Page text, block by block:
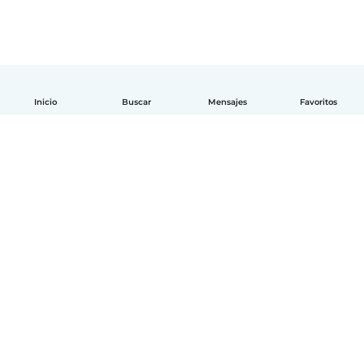
Inicio Buscar Mensajes Favoritos